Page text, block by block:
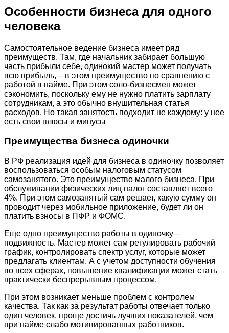
Особенности бизнеса для одного
человека
Самостоятельное ведение бизнеса имеет ряд
преимуществ. Там, где начальник забирает большую
часть прибыли себе, одинокий мастер может получать
всю прибыль, – в этом преимущество по сравнению с
работой в найме. При этом соло-бизнесмен может
сэкономить, поскольку ему не нужно платить зарплату
сотрудникам, а это обычно внушительная статья
расходов. Но такая занятость подходит не каждому: у нее
есть свои плюсы и минусы
Преимущества бизнеса одиночки
В РФ реализация идей для бизнеса в одиночку позволяет
воспользоваться особым налоговым статусом
самозанятого. Это преимущество малого бизнеса. При
обслуживании физических лиц налог составляет всего
4%. При этом самозанятый сам решает, какую сумму он
проводит через мобильное приложение, будет ли он
платить взносы в ПФР и ФОМС.
Еще одно преимущество работы в одиночку –
подвижность. Мастер может сам регулировать рабочий
график, контролировать спектр услуг, которые может
предлагать клиентам. А с учетом доступности обучения
во всех сферах, повышение квалификации может стать
практически беспрерывным процессом.
При этом возникает меньше проблем с контролем
качества. Так как за результат работы отвечает только
один человек, проще достичь лучших показателей, чем
при найме слабо мотивированных работников.